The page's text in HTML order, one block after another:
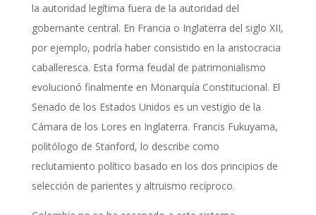
la autoridad legítima fuera de la autoridad del
gobernante central. En Francia o Inglaterra del siglo XII,
por ejemplo, podría haber consistido en la aristocracia
caballeresca. Esta forma feudal de patrimonialismo
evolucionó finalmente en Monarquía Constitucional. El
Senado de los Estados Unidos es un vestigio de la
Cámara de los Lores en Inglaterra. Francis Fukuyama,
politólogo de Stanford, lo describe como
reclutamiento político basado en los dos principios de
selección de parientes y altruismo recíproco.